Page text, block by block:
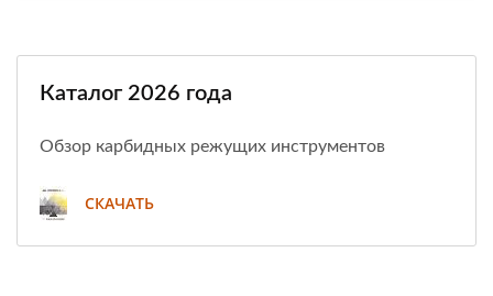
Каталог 2026 года
Обзор карбидных режущих инструментов
СКАЧАТЬ